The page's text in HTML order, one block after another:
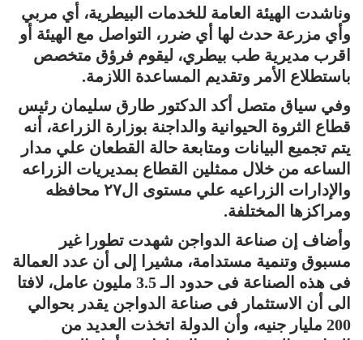
وناشدت الهيئة العامة للخدمات البيطرية، أي مربي
وأي مزرعة حدث لها أي ضرر، التواصل مع الهيئة أو
اقرب مديرية طب بيطري، ليقوم فرؤق متخصص
باستطلاع الأمر وتقديم المساعدة اللازمة.
وفي سياق متصل أكد الدكتور طارق سليمان رئيس
قطاع الثروة الحيوانية والداجنة بوزارة الزراعة، أنه
يتم تجميع البيانات ومتابعة حالة القطعان علي مدار
الساعه من خلال ممثلين القطاع بمديريات الزراعه
والإدارات الزراعيه علي مستوى ال٢٧ محافظه
ومراكزها المختلفة.
وأضاف إن صناعة الدواجن شهدت تطورا غير
مسبوق وتنمية مستدامة، مشيرا إلى أن عدد العمالة
فى هذه الصناعة فى حدود الـ 3.5 مليون عامل، لافتا
الى أن الاستثمار فى صناعة الدواجن يقدر بحوالي
200 مليار جنيه، وأن الدولة اتخذت العديد من